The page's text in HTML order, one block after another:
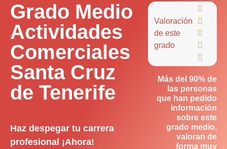
Grado Medio
Actividades
Comerciales
Santa Cruz
de Tenerife
Haz despegar tu carrera
profesional ¡Ahora!
Valoración
de este
grado





Más del 90% de
las personas
que han pedido
información
sobre este
grado medio,
valoran de
forma muy